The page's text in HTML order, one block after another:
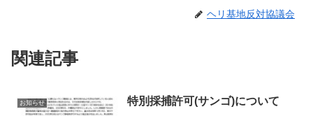
ヘリ基地反対協議会
関連記事
お知らせ 特別採捕許可(サンゴ)について